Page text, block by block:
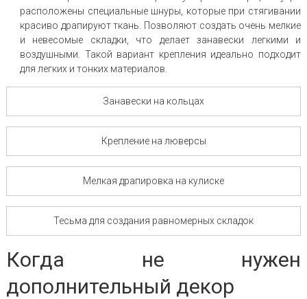
расположены специальные шнуры, которые при стягивании
красиво драпируют ткань. Позволяют создать очень мелкие
и невесомые складки, что делает занавески легкими и
воздушными. Такой вариант крепления идеально подходит
для легких и тонких материалов.
Занавески на кольцах
Крепление на люверсы
Мелкая драпировка на кулиске
Тесьма для создания равномерных складок
Когда не нужен
дополнительный декор